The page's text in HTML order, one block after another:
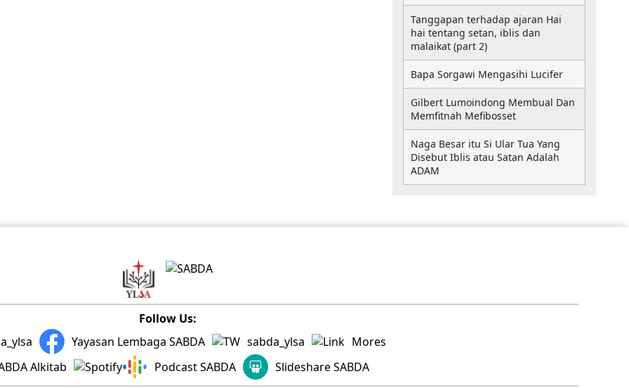
Tanggapan terhadap ajaran Hai
hai tentang setan, iblis dan
malaikat (part 2)
Bapa Sorgawi Mengasihi Lucifer
Gilbert Lumoindong Membual Dan
Memfitnah Mefibosset
Naga Besar itu Si Ular Tua Yang
Disebut Iblis atau Satan Adalah
ADAM
Follow Us:
Yayasan Lembaga SABDA sabda_ylsa
Mores
Alkitab
Podcast SABDA Slideshare SABDA